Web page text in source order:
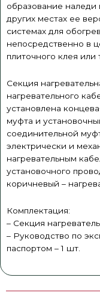
образование наледи
других местах ее
системах для
непосредственно в
плиточного клея или
Секция
нагревательного
установлена
муфта и
соединительной
электрически и
нагревательным
установочного
коричневый –
Комплектация:
– Секция
– Руководство по
паспортом – 1 шт.